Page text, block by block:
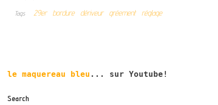
Tags 29er bordure dériveur gréement réglage
le maquereau bleu ... sur Youtube!
Search